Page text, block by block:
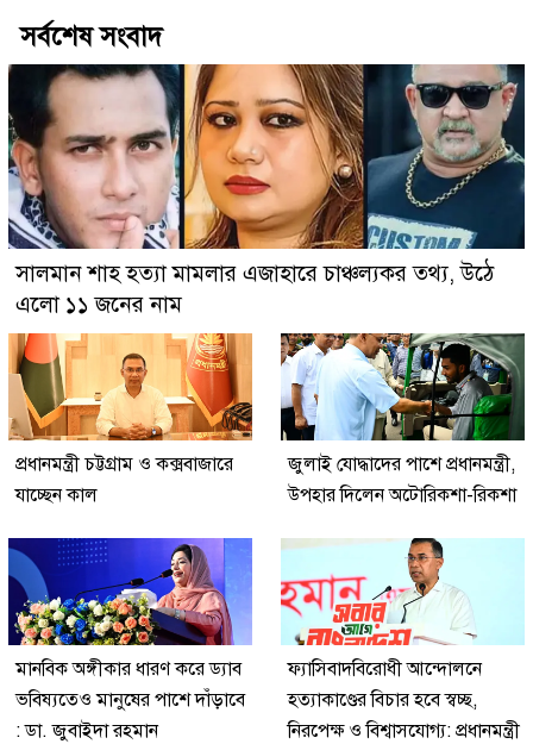
সর্বশেষ সংবাদ
সালমান শাহ হত্যা মামলার এজাহারে চাঞ্চল্যকর তথ্য, উঠে
এলো ১১ জনের নাম
প্রধানমন্ত্রী চট্টগ্রাম ও কক্সবাজারে
যাচ্ছেন কাল
জুলাই যোদ্ধাদের পাশে প্রধানমন্ত্রী,
উপহার দিলেন অটোরিকশা-রিকশা
মানবিক অঙ্গীকার ধারণ করে ড্যাব
ভবিষ্যতেও মানুষের পাশে দাঁড়াবে
: ডা. জুবাইদা রহমান
ফ্যাসিবাদবিরোধী আন্দোলনে
হত্যাকাণ্ডের বিচার হবে স্বচ্ছ,
নিরপেক্ষ ও বিশ্বাসযোগ্য: প্রধানমন্ত্রী